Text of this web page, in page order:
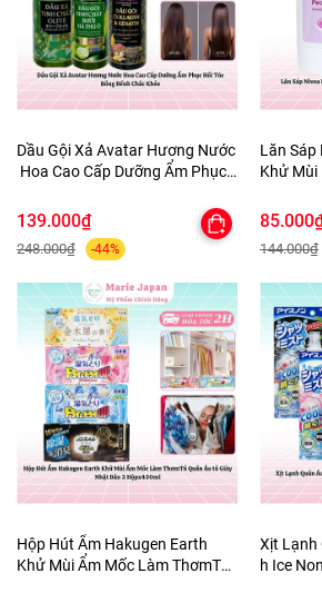
Dầu Gội Xả Avatar Hương Nước
Hoa Cao Cấp Dưỡng Ẩm Phục
139.000₫
248.000₫ -44%
Lăn Sáp
Khử Mùi
144.000₫
Hộp Hút Ẩm Hakugen Earth
Khử Mùi Ẩm Mốc Làm ThơmTủ
Xịt Lạnh
h Ice